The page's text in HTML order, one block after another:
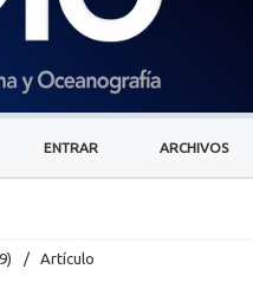
ENTRAR ARCHIVOS
/ Artículo